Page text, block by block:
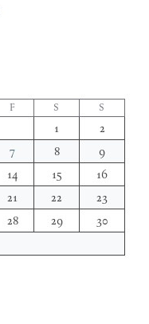
F S S
1
2
7 8
9
14 15
16
21 22
23
28 29
30